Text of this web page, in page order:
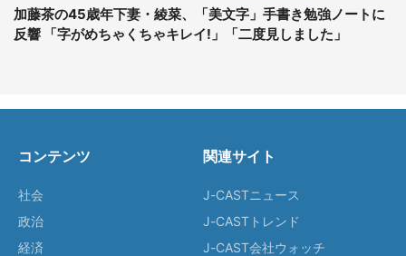
加藤茶の45歳年下妻・綾菜、「美文字」手書き勉強ノートに
反響 「字がめちゃくちゃキレイ!」「二度見しました」
コンテンツ
社会
政治
経済
関連サイト
J-CASTニュース
J-CASTトレンド
J-CAST会社ウォッチ